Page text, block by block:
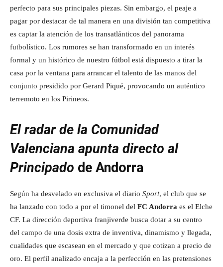
perfecto para sus principales piezas. Sin embargo, el peaje a
pagar por destacar de tal manera en una división tan competitiva
es captar la atención de los transatlánticos del panorama
futbolístico. Los rumores se han transformado en un interés
formal y un histórico de nuestro fútbol está dispuesto a tirar la
casa por la ventana para arrancar el talento de las manos del
conjunto presidido por Gerard Piqué, provocando un auténtico
terremoto en los Pirineos.
El radar de la Comunidad
Valenciana apunta directo al
Principado de Andorra
Según ha desvelado en exclusiva el diario Sport, el club que se
ha lanzado con todo a por el timonel del FC Andorra es el Elche
CF. La dirección deportiva franjiverde busca dotar a su centro
del campo de una dosis extra de inventiva, dinamismo y llegada,
cualidades que escasean en el mercado y que cotizan a precio de
oro. El perfil analizado encaja a la perfección en las pretensiones